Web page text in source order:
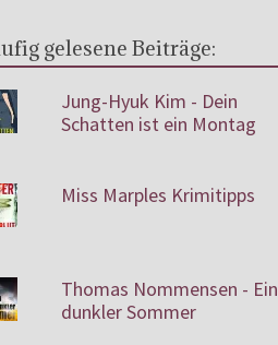
gelesene Beiträge:
Jung-Hyuk Kim - Dein
Schatten ist ein Montag
Miss Marples Krimitipps
Thomas Nommensen - Ein
dunkler Sommer